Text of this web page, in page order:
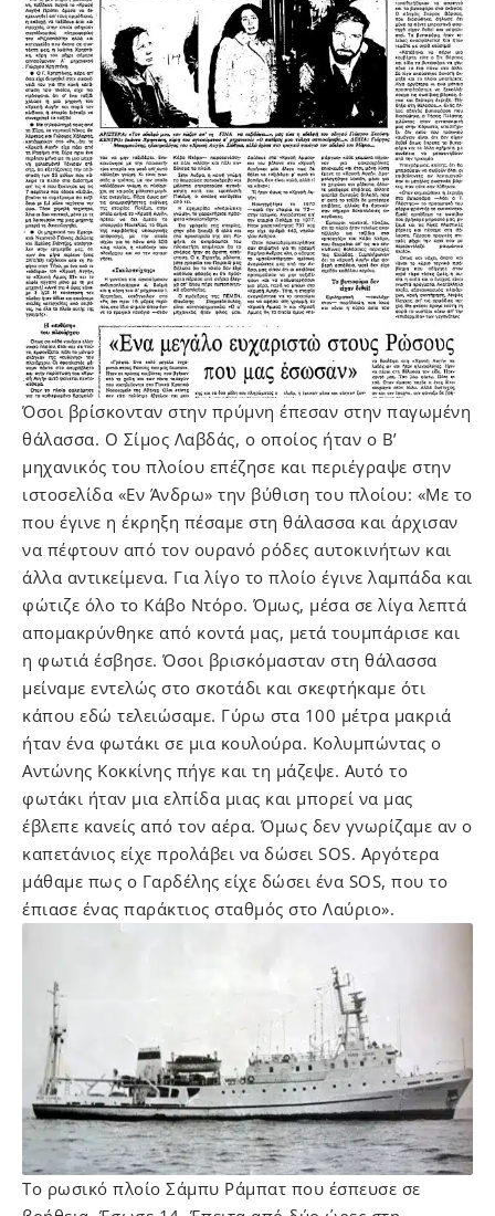
Όσοι βρίσκονταν στην πρύμνη έπεσαν στην παγωμένη
θάλασσα. Ο Σίμος Λαβδάς, ο οποίος ήταν ο Β’
μηχανικός του πλοίου επέζησε και περιέγραψε στην
ιστοσελίδα «Εν Άνδρω» την βύθιση του πλοίου: «Με το
που έγινε η έκρηξη πέσαμε στη θάλασσα και άρχισαν
να πέφτουν από τον ουρανό ρόδες αυτοκινήτων και
άλλα αντικείμενα. Για λίγο το πλοίο έγινε λαμπάδα και
φώτιζε όλο το Κάβο Ντόρο. Όμως, μέσα σε λίγα λεπτά
απομακρύνθηκε από κοντά μας, μετά τουμπάρισε και
η φωτιά έσβησε. Όσοι βρισκόμασταν στη θάλασσα
μείναμε εντελώς στο σκοτάδι και σκεφτήκαμε ότι
κάπου εδώ τελειώσαμε. Γύρω στα 100 μέτρα μακριά
ήταν ένα φωτάκι σε μια κουλούρα. Κολυμπώντας ο
Αντώνης Κοκκίνης πήγε και τη μάζεψε. Αυτό το
φωτάκι ήταν μια ελπίδα μιας και μπορεί να μας
έβλεπε κανείς από τον αέρα. Όμως δεν γνωρίζαμε αν ο
καπετάνιος είχε προλάβει να δώσει SOS. Αργότερα
μάθαμε πως ο Γαρδέλης είχε δώσει ένα SOS, που το
έπιασε ένας παράκτιος σταθμός στο Λαύριο».
Το ρωσικό πλοίο Σάμπυ Ράμπατ που έσπευσε σε